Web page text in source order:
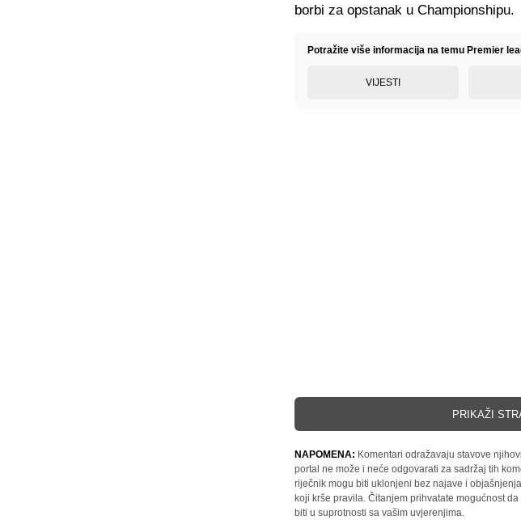
borbi za opstanak u Championshipu.
Potražite više informacija na temu Premier
VIJESTI
PRIKAŽI
NAPOMENA: Komentari odražavaju stavove
portal ne može i neće odgovarati za sadržaj tih
riječnik mogu biti uklonjeni bez najave i
koji krše pravila. Čitanjem prihvatate mogućnost
biti u suprotnosti sa vašim uvjerenjima.